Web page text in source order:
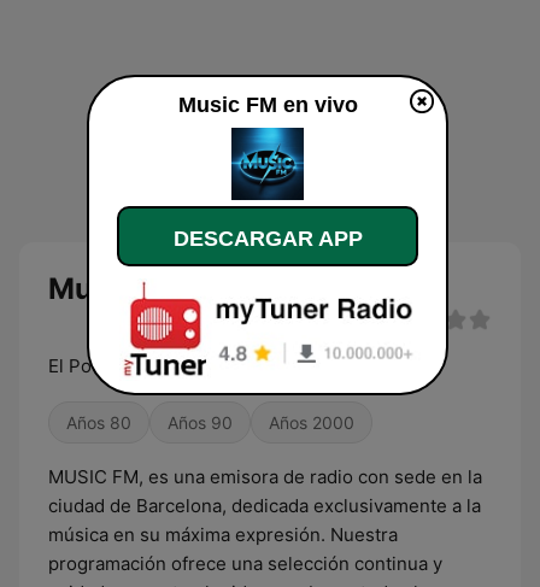
Music FM en directo
El Poder de la Música
Años 80 Años 90 Años 2000
MUSIC FM, es una emisora de radio con sede en la
ciudad de Barcelona, dedicada exclusivamente a la
música en su máxima expresión. Nuestra
programación ofrece una selección continua y
Music FM en vivo
DESCARGAR APP